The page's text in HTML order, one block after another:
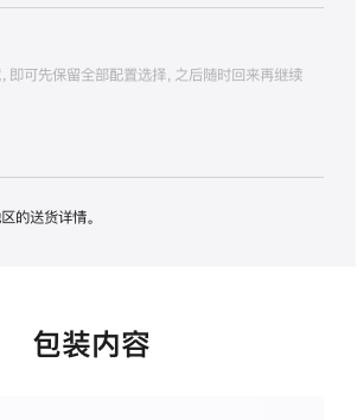
即可先保留全部配置选择，之后随时回来再继续
的送货详情。
包装内容